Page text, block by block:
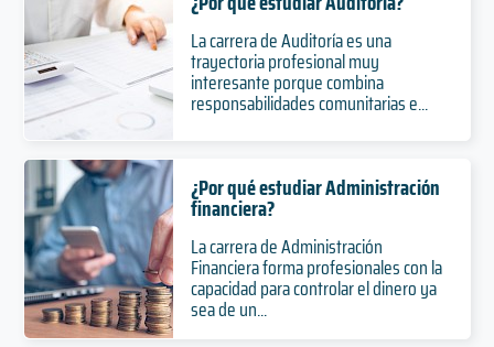
La carrera de Auditoría es una
trayectoria profesional muy
interesante porque combina
responsabilidades comunitarias e...
¿Por qué estudiar Administración
financiera?
La carrera de Administración
Financiera forma profesionales con la
capacidad para controlar el dinero ya
sea de un...